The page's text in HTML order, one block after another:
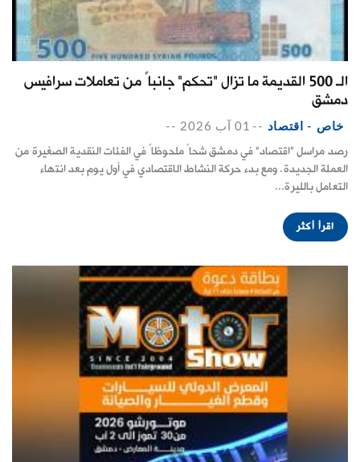
الـ 500 القديمة ما تزال "تحكم" جانباً من تعاملات سرافيس
دمشق
خاص - اقتصاد -- 01 آب 2026 --
رصد مراسل "اقتصاد" في دمشق شحاً ملحوظاً في الفئات النقدية الصغيرة من
العملة الجديدة. ومع بدء حركة النشاط الاقتصادي في أول يوم بعد انتهاء
التعامل بالليرة...
اقرأ أكثر